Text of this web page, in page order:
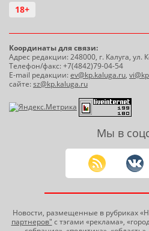
18+
Координаты для связи:
Адрес редакции: 248000, г. Калуга, ул.
Телефон/факс: +7(4842)79-04-54
E-mail редакции:ev@kp.kaluga.ru,
сайте:sz@kp.kaluga.ru
Мы в
Новости, размещенные в рубриках
партнеров" с тэгами «реклама»,